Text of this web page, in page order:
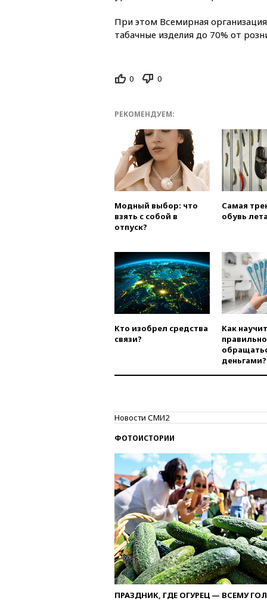
При этом Всемирная
табачные изделия до 70% от
0 0
РЕКОМЕНДУЕМ:
Модный выбор: что
взять с собой в
отпуск?
Самая
обувь
Кто изобрел средства
связи?
Как
правильно
деньгами?
Новости СМИ2
ФОТОИСТОРИИ
ПРАЗДНИК, ГДЕ ОГУРЕЦ — ВСЕМУ